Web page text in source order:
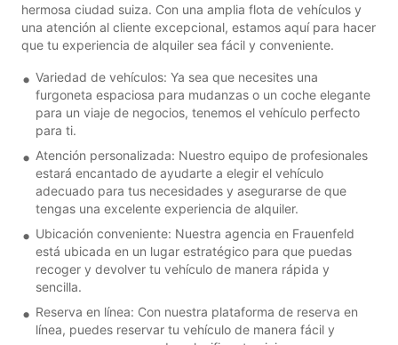
hermosa ciudad suiza. Con una amplia flota de vehículos y
una atención al cliente excepcional, estamos aquí para hacer
que tu experiencia de alquiler sea fácil y conveniente.
Variedad de vehículos: Ya sea que necesites una
furgoneta espaciosa para mudanzas o un coche elegante
para un viaje de negocios, tenemos el vehículo perfecto
para ti.
Atención personalizada: Nuestro equipo de profesionales
estará encantado de ayudarte a elegir el vehículo
adecuado para tus necesidades y asegurarse de que
tengas una excelente experiencia de alquiler.
Ubicación conveniente: Nuestra agencia en Frauenfeld
está ubicada en un lugar estratégico para que puedas
recoger y devolver tu vehículo de manera rápida y
sencilla.
Reserva en línea: Con nuestra plataforma de reserva en
línea, puedes reservar tu vehículo de manera fácil y